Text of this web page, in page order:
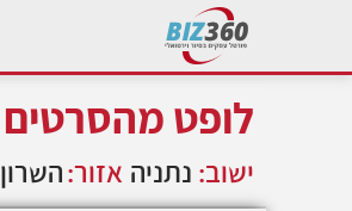
לופט מהסרטים
ישוב: נתניה אזור:השרון